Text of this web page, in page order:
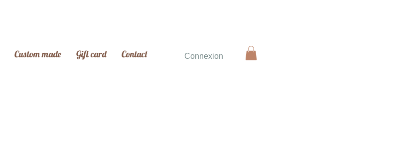
Custom made Gift card Contact Connexion